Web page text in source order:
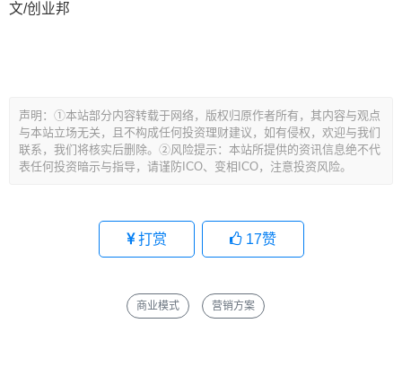
文/创业邦
章
导
航
声明：①本站部分内容转载于网络，版权归原作者所有，其内容与观点
与本站立场无关，且不构成任何投资理财建议，如有侵权，欢迎与我们
联系，我们将核实后删除。②风险提示：本站所提供的资讯信息绝不代
表任何投资暗示与指导，请谨防ICO、变相ICO，注意投资风险。
打赏 17赞
商业模式 营销方案